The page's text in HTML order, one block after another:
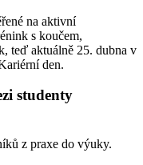
na aktivní
s koučem,
teď aktuálně 25. dubna v
den.
studenty
z praxe do výuky.